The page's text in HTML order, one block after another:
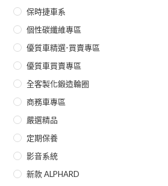
保時捷車系
個性碳纖維專區
優質車精選-買賣專區
優質車買賣專區
全客製化鍛造輪圈
商務車專區
嚴選精品
定期保養
影音系統
新款 ALPHARD